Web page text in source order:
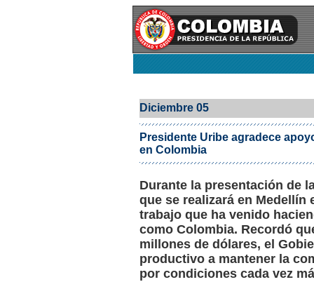
Diciembre 05
Presidente Uribe agradece
en Colombia
Durante la presentación de
que se realizará en Medellín
trabajo que ha venido
como Colombia. Recordó
millones de dólares, el
productivo a mantener la
por condiciones cada vez